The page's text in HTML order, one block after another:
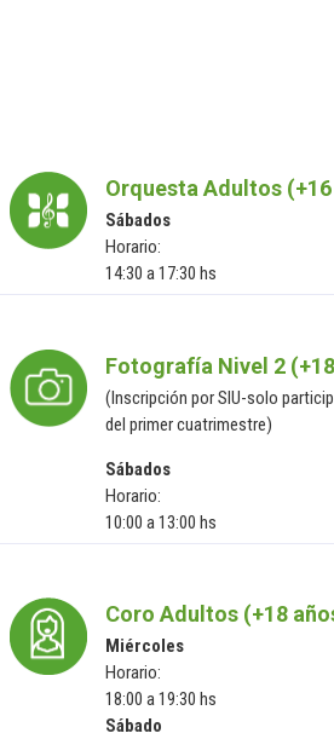
Orquesta Adultos
Sábados
Horario:
14:30 a 17:30 hs
Fotografía Nivel 2
(Inscripción por SIU-solo
del primer cuatrimestre)
Sábados
Horario:
10:00 a 13:00 hs
Coro Adultos (+18
Miércoles
Horario:
18:00 a 19:30 hs
Sábado